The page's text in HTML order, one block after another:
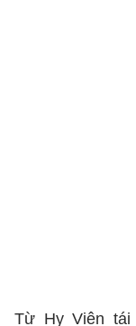
Từ Hy Viên tái